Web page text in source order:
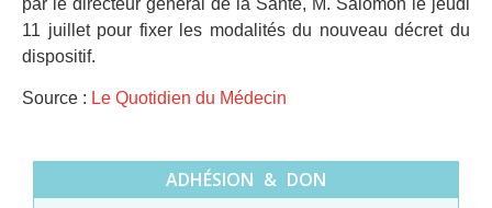
par le directeur général de la Santé, M. Salomon le jeudi
11 juillet pour fixer les modalités du nouveau décret du
dispositif.
Source : Le Quotidien du Médecin
ADHÉSION & DON